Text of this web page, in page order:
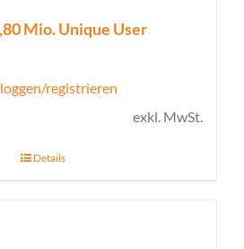
Mio. Unique User
registrieren
exkl. MwSt.
Details